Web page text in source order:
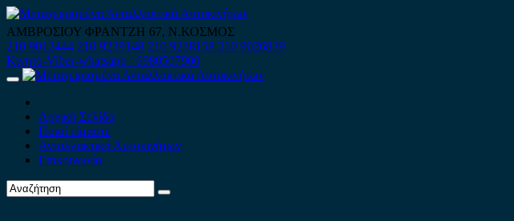
Skip
to
content
ΑΜΒΡΟΣΙΟΥ ΦΡΑΝΤΖΗ 67, Ν.ΚΟΣΜΟΣ
210 9012444 210 9239148 210 9238158 210 9026839
Κινητό-Viber-whatsapp : 6980507900
Primary
Αρχική Σελίδα
Ποιοί είμαστε
Ανταλλακτικά Αυτοκινήτων
Επικοινωνία